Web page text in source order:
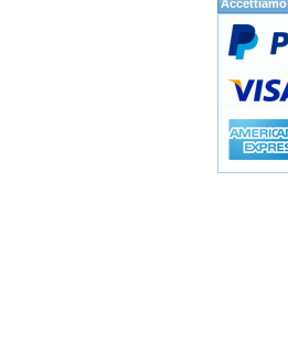
Accettiamo